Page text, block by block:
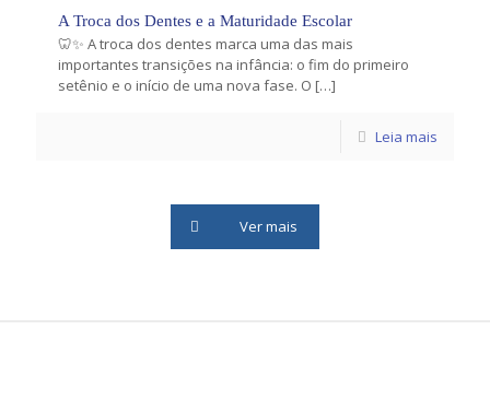
A Troca dos Dentes e a Maturidade Escolar
🦷✨ A troca dos dentes marca uma das mais
importantes transições na infância: o fim do primeiro
setênio e o início de uma nova fase. O […]
Leia mais
Ver mais